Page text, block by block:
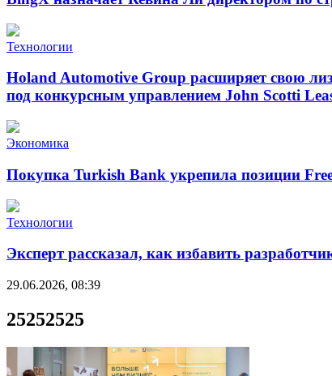
Технологии
Holand Automotive Group расширяет свою
под конкурсным управлением John Scotti
Экономика
Покупка Turkish Bank укрепила позиции
Технологии
Эксперт рассказал, как избавить
29.06.2026, 08:39
25252525